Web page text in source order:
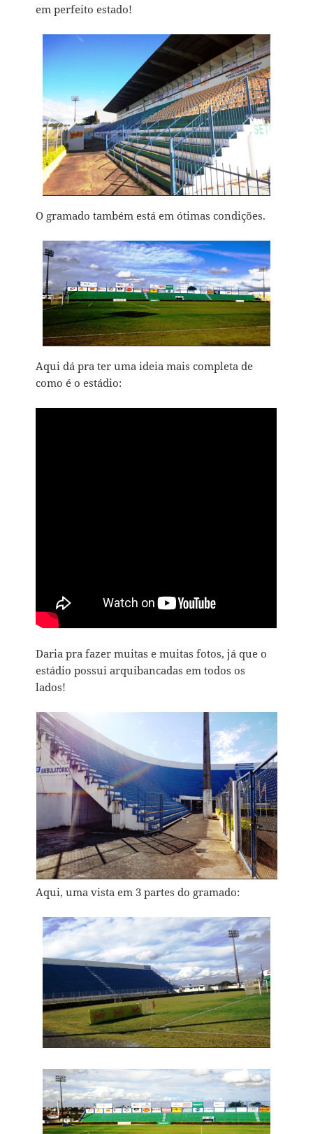
em perfeito estado!
O gramado também está em ótimas condições.
Aqui dá pra ter uma ideia mais completa de
como é o estádio:
Daria pra fazer muitas e muitas fotos, já que o
estádio possui arquibancadas em todos os
lados!
Aqui, uma vista em 3 partes do gramado: